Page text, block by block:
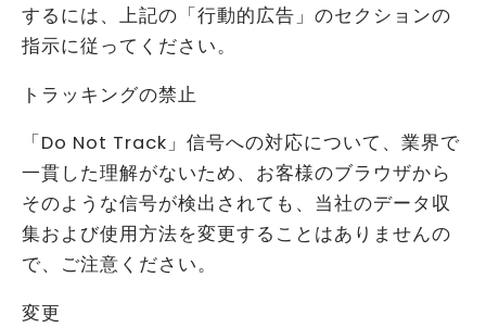
するには、上記の「行動的広告」のセクションの
指示に従ってください。
トラッキングの禁止
「Do Not Track」信号への対応について、業界で
一貫した理解がないため、お客様のブラウザから
そのような信号が検出されても、当社のデータ収
集および使用方法を変更することはありませんの
で、ご注意ください。
変更